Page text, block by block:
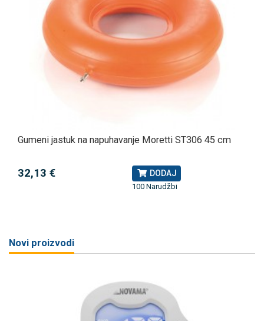
Gumeni jastuk na napuhavanje Moretti ST306 45 cm
32,13 € DODAJ
100 Narudžbi
Novi proizvodi